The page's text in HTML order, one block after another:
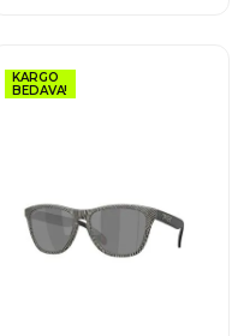
KARGO
BEDAVA!